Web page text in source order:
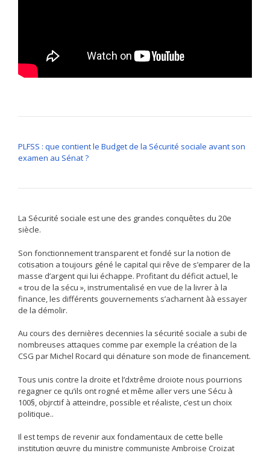
PLFSS : que contient le Budget de la Sécurité sociale avant son
examen au Sénat ?
La Sécurité sociale est une des grandes conquêtes du 20e
siècle.
Son fonctionnement transparent et fondé sur la notion de
cotisation a toujours géné le capital qui rêve de s’emparer de la
masse d’argent qui lui échappe. Profitant du déficit actuel, le
« trou de la sécu », instrumentalisé en vue de la livrer à la
finance, les différents gouvernements s’acharnent àà essayer
de la démolir.
Au cours des dernières decennies la sécurité sociale a subi de
nombreuses attaques comme par exemple la création de la
CSG par Michel Rocard qui dénature son mode de financement.
Tous unis contre la droite et l’dxtrême droiote nous pourrions
regagner ce qu’ils ont rogné et même aller vers une Sécu à
100§, objrctif à atteindre, possible et réaliste, c’est un choix
politique..
Il est temps de revenir aux fondamentaux de cette belle
institution œuvre du ministre communiste Ambroise Croizat